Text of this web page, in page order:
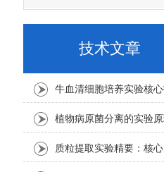
技术文章